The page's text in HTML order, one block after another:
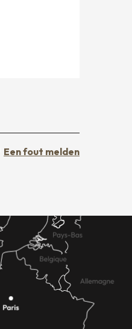
Een fout melden